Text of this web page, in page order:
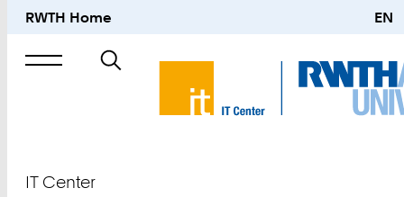
RWTH Home EN
Suche
nach
IT Center